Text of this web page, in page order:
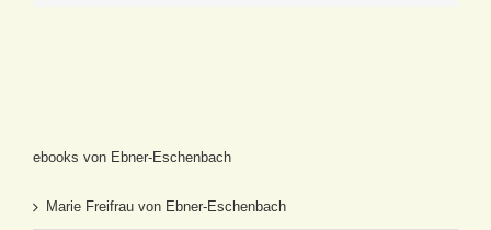
ebooks von Ebner-Eschenbach
Marie Freifrau von Ebner-Eschenbach